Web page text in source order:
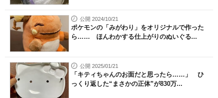
公開 2024/10/21
ポケモンの「みがわり」をオリジナルで作った
ら…… ほんわかする仕上がりのぬいぐる...
公開 2025/01/21
「キティちゃんのお面だと思ったら……」 ひ
っくり返した“まさかの正体”が830万...